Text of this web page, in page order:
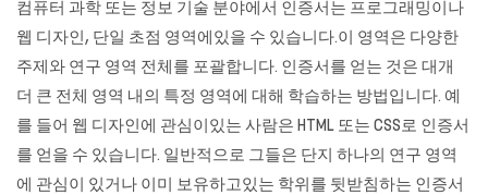
컴퓨터 과학 또는 정보 기술 분야에서 인증서는 프로그래밍이나
웹 디자인, 단일 초점 영역에있을 수 있습니다.이 영역은 다양한
주제와 연구 영역 전체를 포괄합니다. 인증서를 얻는 것은 대개
더 큰 전체 영역 내의 특정 영역에 대해 학습하는 방법입니다. 예
를 들어 웹 디자인에 관심이있는 사람은 HTML 또는 CSS로 인증서
를 얻을 수 있습니다. 일반적으로 그들은 단지 하나의 연구 영역
에 관심이 있거나 이미 보유하고있는 학위를 뒷받침하는 인증서